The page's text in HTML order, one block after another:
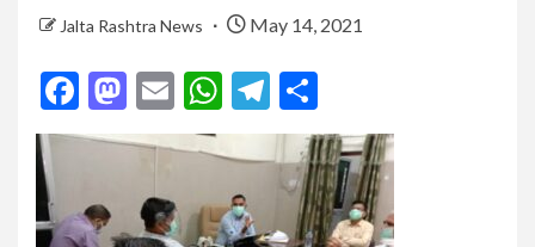
Jalta Rashtra News May 14, 2021
Facebook
Mastodon
EmailWhatsApp
Telegram